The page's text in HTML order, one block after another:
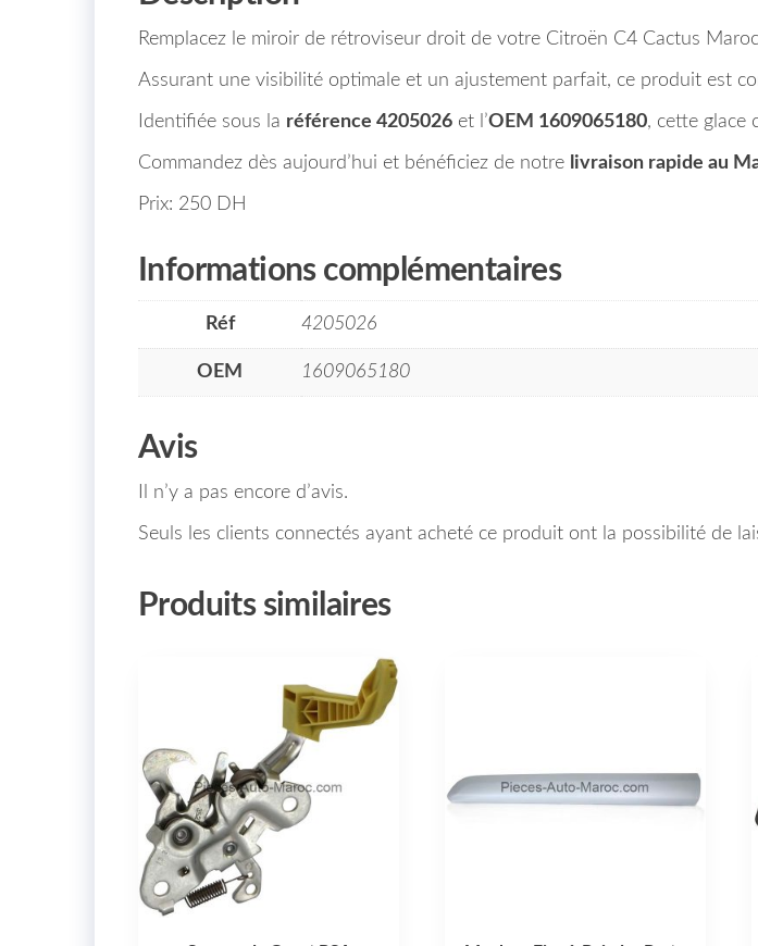
Remplacez le miroir de rétroviseur droit de votre Citroën C4 Cactus
Assurant une visibilité optimale et un ajustement parfait, ce produit est
Identifiée sous la référence 4205026 et l’OEM 1609065180, cette glace
Commandez dès aujourd’hui et bénéficiez de notre livraison rapide au
Prix: 250 DH
Informations complémentaires
Réf 4205026
OEM 1609065180
Avis
Il n’y a pas encore d’avis.
Seuls les clients connectés ayant acheté ce produit ont la possibilité de
Produits similaires